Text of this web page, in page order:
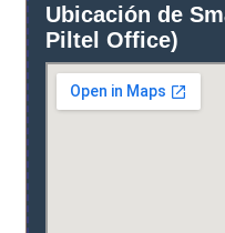
Ubicación de
Piltel Office)